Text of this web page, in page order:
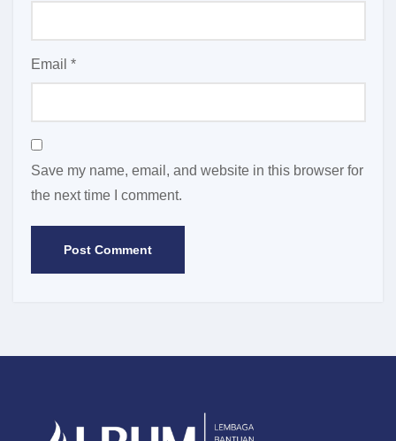
Email *
Save my name, email, and website in this browser for
the next time I comment.